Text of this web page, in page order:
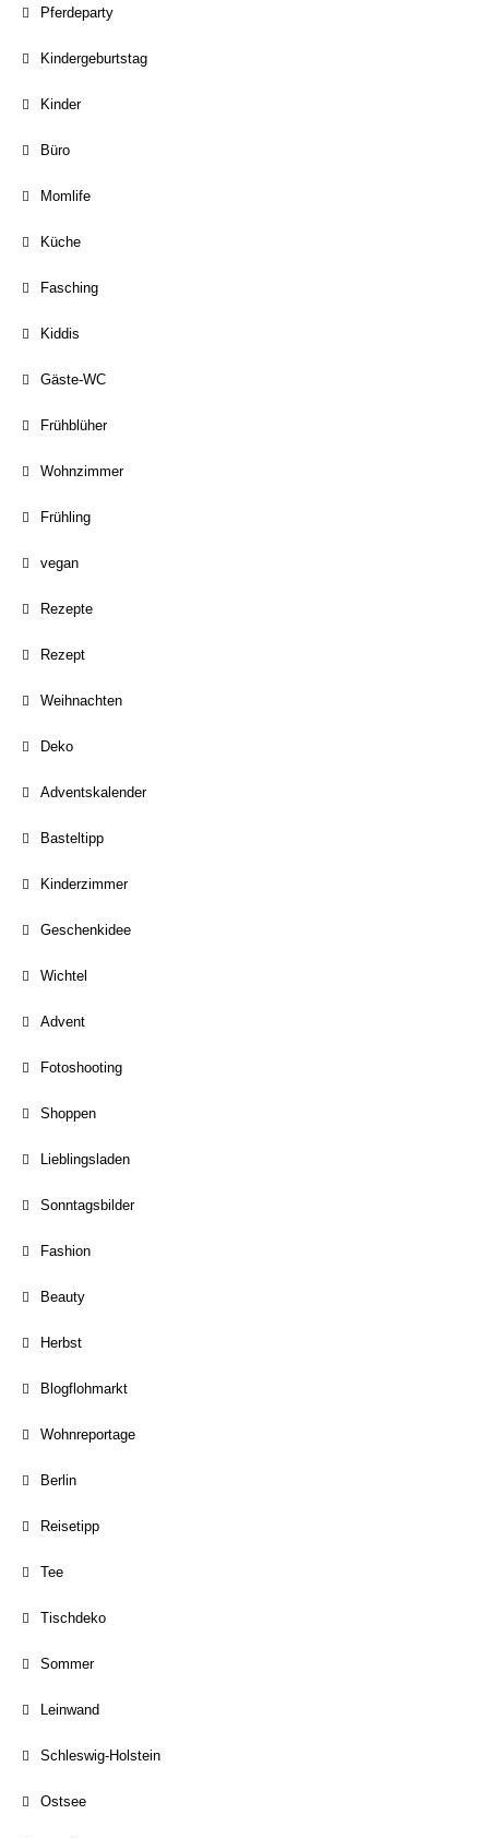
Pferdeparty
Kindergeburtstag
Kinder
Büro
Momlife
Küche
Fasching
Kiddis
Gäste-WC
Frühblüher
Wohnzimmer
Frühling
vegan
Rezepte
Rezept
Weihnachten
Deko
Adventskalender
Basteltipp
Kinderzimmer
Geschenkidee
Wichtel
Advent
Fotoshooting
Shoppen
Lieblingsladen
Sonntagsbilder
Fashion
Beauty
Herbst
Blogflohmarkt
Wohnreportage
Berlin
Reisetipp
Tee
Tischdeko
Sommer
Leinwand
Schleswig-Holstein
Ostsee